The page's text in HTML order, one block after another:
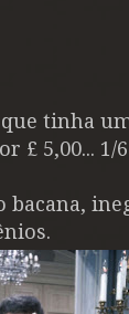
tinha
£ 5,00...